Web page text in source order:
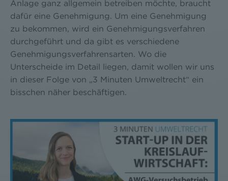
Anlage ganz allgemein betreiben möchte, braucht
dafür eine Genehmigung. Um eine Genehmigung
zu bekommen, wird ein Genehmigungsverfahren
durchgeführt und da gibt es verschiedene
Genehmigungsverfahrensarten. Wo die
Unterscheide im Detail liegen, damit wollen wir uns
in dieser Folge von „3 Minuten Umweltrecht“ ein
bisschen näher beschäftigen.